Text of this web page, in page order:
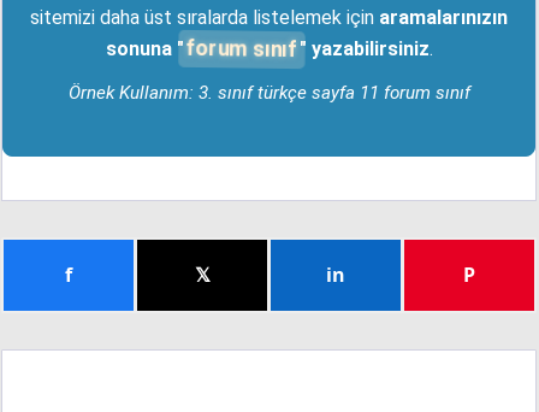
sitemizi daha üst sıralarda listelemek için aramalarınızın
sonuna " forum sınıf " yazabilirsiniz.
Örnek Kullanım: 3. sınıf türkçe sayfa 11 forum sınıf
f 𝕏 in P